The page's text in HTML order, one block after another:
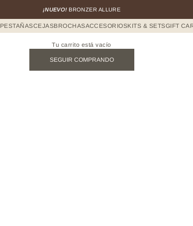
¡NUEVO! BRONZER ALLURE
PESTAÑASCEJASBROCHASACCESORIOSKITS & SETSGIFT
Tu carrito está vacío
SEGUIR COMPRANDO